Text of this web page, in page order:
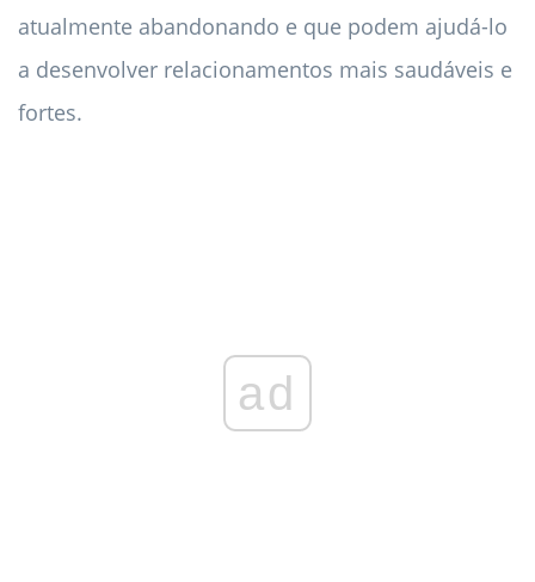
atualmente abandonando e que podem ajudá-lo
a desenvolver relacionamentos mais saudáveis ​​e
fortes.
ad